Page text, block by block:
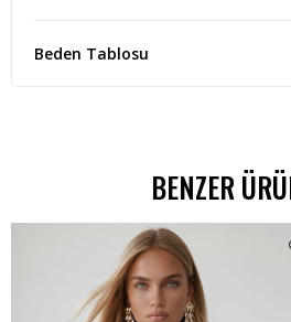
Beden Tablosu
BENZER